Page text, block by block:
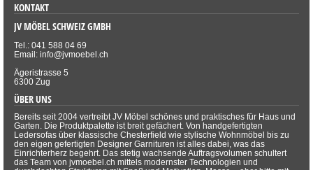
KONTAKT
JV MÖBEL SCHWEIZ GMBH
Tel.: 041 588 04 69
Email: info@jvmoebel.ch
Ägeristrasse 5
6300 Zug
ÜBER UNS
Bereits seit 2004 vertreibt JV Möbel schönes und praktisches für Haus und
Garten. Die Produktpalette ist breit gefächert. Von handgefertigten
Ledersofas über klassische Chesterfield wie stylische Wohnmöbel bis zu
den eigen gefertigten Designer Garnituren ist alles dabei, was das
Einrichterherz begehrt. Das stetig wachsende Auftragsvolumen schultert
das Team von jvmoebel.ch mittels modernster Technologien und